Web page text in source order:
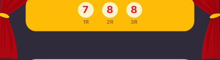
7
1R
8
2R
8
3R